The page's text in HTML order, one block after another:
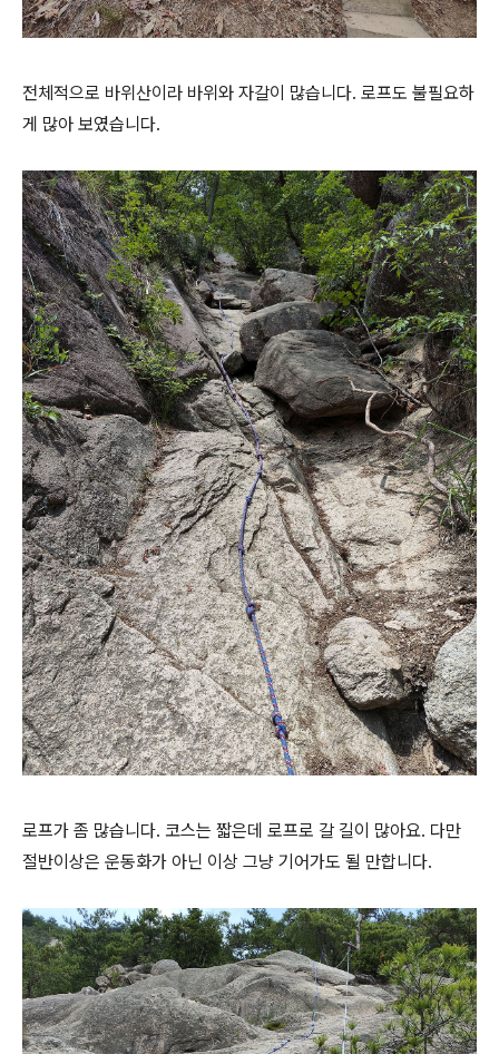
전체적으로 바위산이라 바위와 자갈이 많습니다. 로프도 불필요하
게 많아 보였습니다.
로프가 좀 많습니다. 코스는 짧은데 로프로 갈 길이 많아요. 다만
절반이상은 운동화가 아닌 이상 그냥 기어가도 될 만합니다.